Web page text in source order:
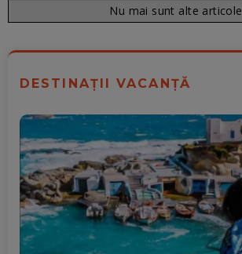
Nu mai sunt alte articole
DESTINAȚII VACANȚĂ